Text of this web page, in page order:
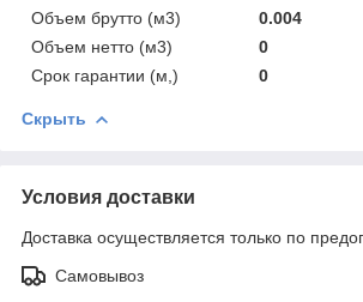
Объем брутто (м3)
0.004
Объем нетто (м3)
0
Срок гарантии (м,)
0
Скрыть
Условия доставки
Доставка осуществляется только по
Самовывоз